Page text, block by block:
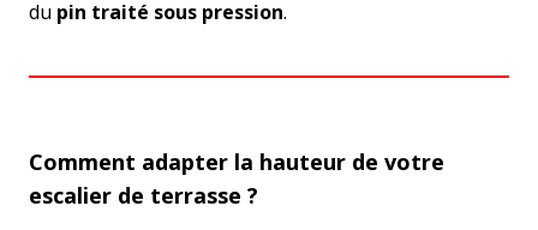
du pin traité sous pression.
Comment adapter la hauteur de votre
escalier de terrasse ?